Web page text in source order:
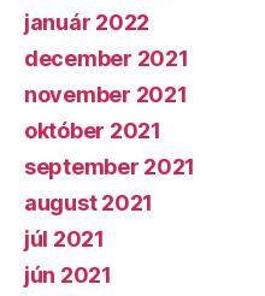
január 2022
december 2021
november 2021
október 2021
september 2021
august 2021
júl 2021
jún 2021